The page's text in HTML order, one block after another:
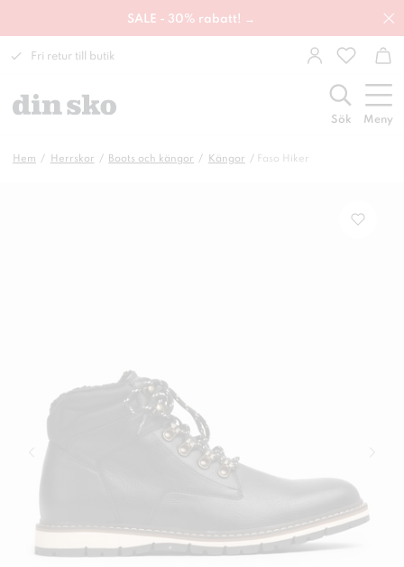
SALE - 30% rabatt! →
Fri retur till butik
Sök Meny
Hem Herrskor Boots och kängor Kängor Faso Hiker